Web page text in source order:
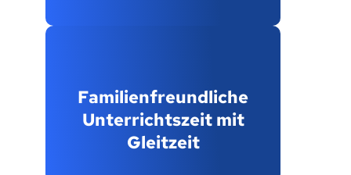
Familienfreundliche
Unterrichtszeit mit
Gleitzeit